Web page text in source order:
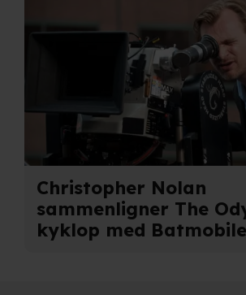
Christopher Nolan
sammenligner The
kyklop med